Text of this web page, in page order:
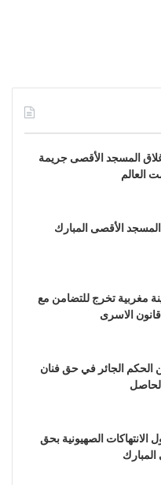
المسجد الأقصى جريمة
العالم
المسجد الأقصى المبارك
من 50 مدينة مغربية تخرج للتضامن مع
الاسرى
الحكم الجائر في حق فنان
الصهيونية بحق